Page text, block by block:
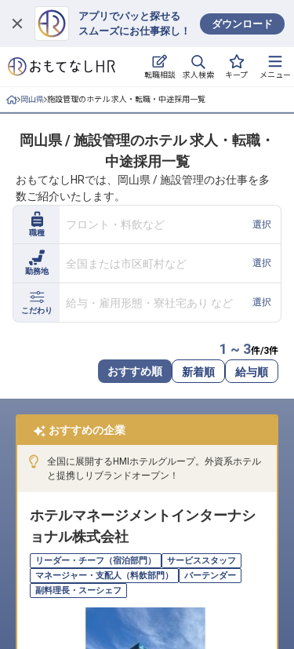
アプリでパッと探せる
スムーズにお仕事探し！
ダウンロード
転職相談 求人検索 キープ メニュー
ログイン
求人・施設を探す
就職・転職 合同説明会
おもてなしHRについて
ご利用の流れ
よくある質問
ホテル・宿泊業界情報コラム
転職サポートに申し込む
採用をお考えの企業様へ
岡山県 施設管理のホテル 求人・転職・中途採用一覧
岡山県 / 施設管理のホテル 求人・転職・
中途採用一覧
おもてなしHRでは、岡山県 / 施設管理のお仕事を多
数ご紹介いたします。
職種
フロント・料飲など 選択
勤務地
全国または市区町村など 選択
こだわり
給与・雇用形態・寮社宅あり など 選択
1 ~ 3件/3件
おすすめ順 新着順 給与順
おすすめの企業
全国に展開するHMIホテルグループ。外資系ホテル
と提携しリブランドオープン！
ホテルマネージメントインターナシ
ョナル株式会社
リーダー・チーフ（宿泊部門）
サービススタッフ
マネージャー・支配人（料飲部門）
バーテンダー
副料理長・スーシェフ